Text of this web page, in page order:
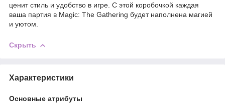
ценит стиль и удобство в игре. С этой коробочкой каждая
ваша партия в Magic: The Gathering будет наполнена магией
и уютом.
Скрыть
Характеристики
Основные атрибуты